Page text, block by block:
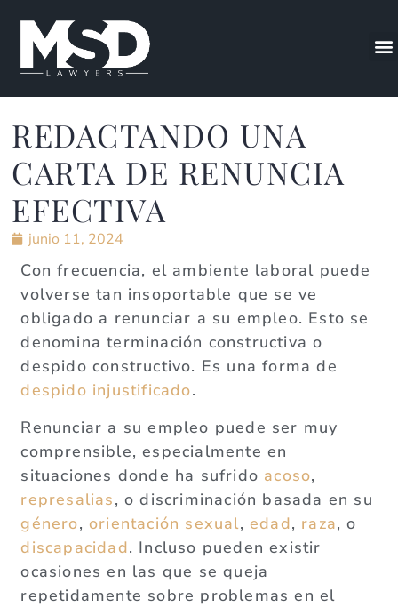
REDACTANDO UNA
CARTA DE RENUNCIA
EFECTIVA
junio 11, 2024
Con frecuencia, el ambiente laboral puede
volverse tan insoportable que se ve
obligado a renunciar a su empleo. Esto se
denomina terminación constructiva o
despido constructivo. Es una forma de
despido injustificado.
Renunciar a su empleo puede ser muy
comprensible, especialmente en
situaciones donde ha sufrido acoso,
represalias, o discriminación basada en su
género,orientación sexual, edad, raza, o
discapacidad. Incluso pueden existir
ocasiones en las que se queja
repetidamente sobre problemas en el